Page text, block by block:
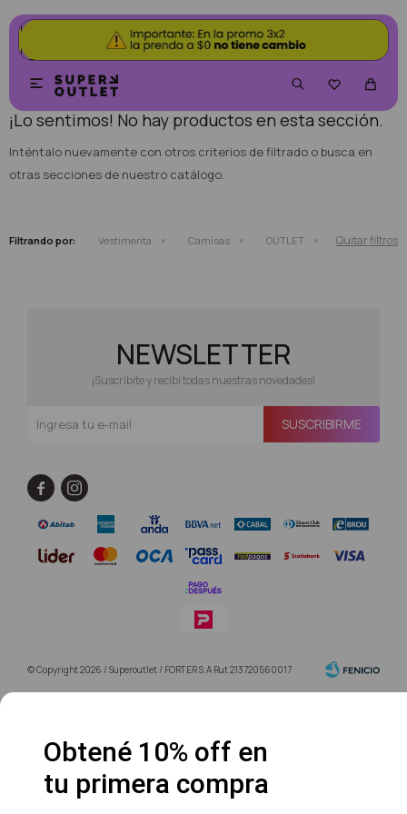

 NO SE HAN RECUPERADO PRODUCTOS
¡Lo sentimos! No hay productos en esta sección.
Inténtalo nuevamente con otros criterios de filtrado o busca en
otras secciones de nuestro catálogo.
Filtrando por: Vestimenta Camisas OUTLET Quitar filtros
NEWSLETTER
¡Suscribite y recibí todas nuestras novedades!
SUSCRIBIRME
 
© Copyright 2026 / Superoutlet / FORTER S.A Rut 213720560017
Obtené 10% off en
tu primera compra